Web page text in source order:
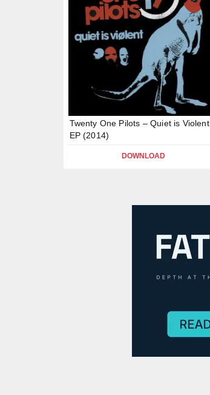
Twenty One Pilots – Quiet is Violent
EP (2014)
DOWNLOAD